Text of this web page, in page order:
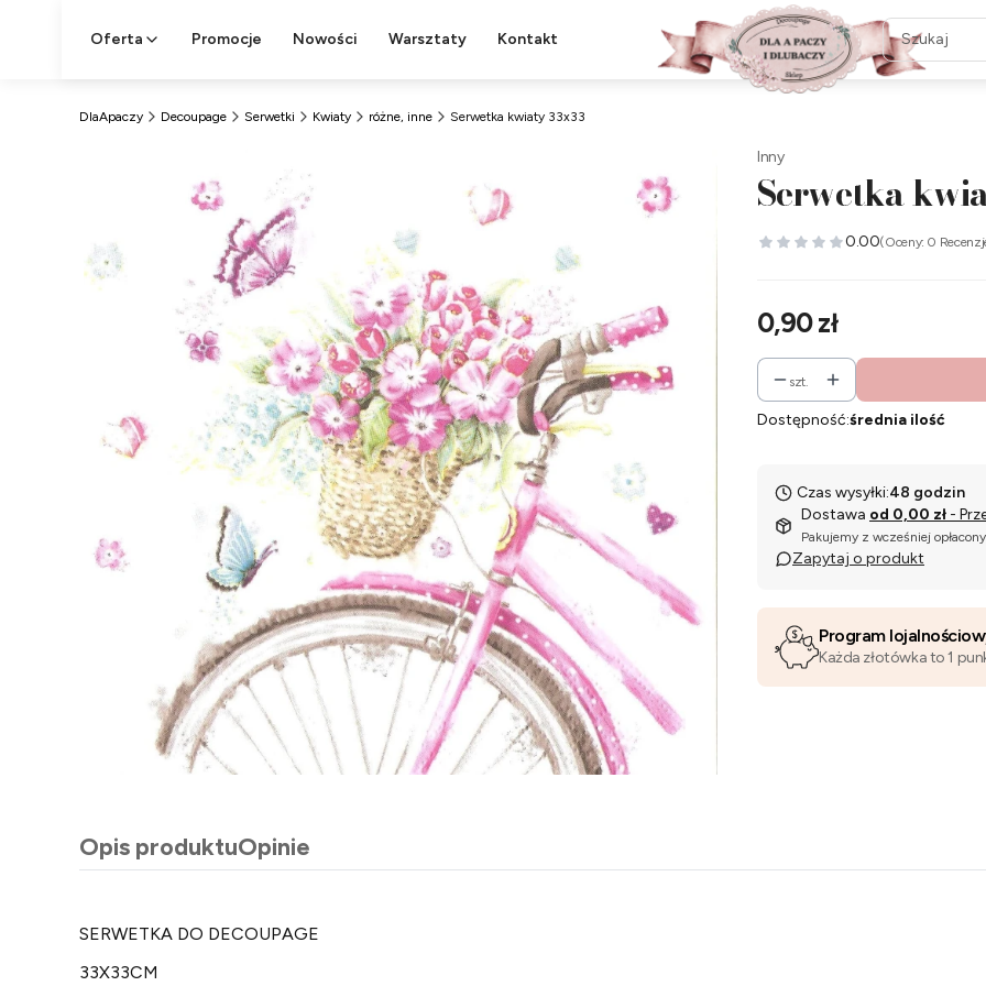
Oferta Promocje Nowości Warsztaty Kontakt
DlaApaczy Decoupage Serwetki Kwiaty różne, inne Serwetka kwiaty 33x33
Inny
Serwetka
0.00(Oceny: 0
Cena
0,90 zł
szt.
Dostępność:średnia ilość
Czas wysyłki:48 godzin
Dostawa od 0,00 zł -
Pakujemy z wcześniej
Zapytaj o produkt
Program
Każda złotówka to 1
Opis produktuOpinie
SERWETKA DO DECOUPAGE
33X33CM